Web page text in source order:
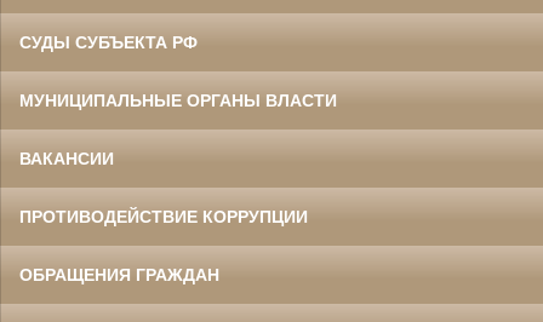
СУДЫ СУБЪЕКТА РФ
МУНИЦИПАЛЬНЫЕ ОРГАНЫ ВЛАСТИ
ВАКАНСИИ
ПРОТИВОДЕЙСТВИЕ КОРРУПЦИИ
ОБРАЩЕНИЯ ГРАЖДАН